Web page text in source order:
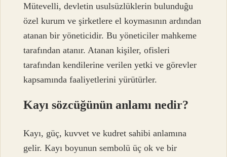
Mütevelli, devletin usulsüzlüklerin bulunduğu
özel kurum ve şirketlere el koymasının ardından
atanan bir yöneticidir. Bu yöneticiler mahkeme
tarafından atanır. Atanan kişiler, ofisleri
tarafından kendilerine verilen yetki ve görevler
kapsamında faaliyetlerini yürütürler.
Kayı sözcüğünün anlamı nedir?
Kayı, güç, kuvvet ve kudret sahibi anlamına
gelir. Kayı boyunun sembolü üç ok ve bir